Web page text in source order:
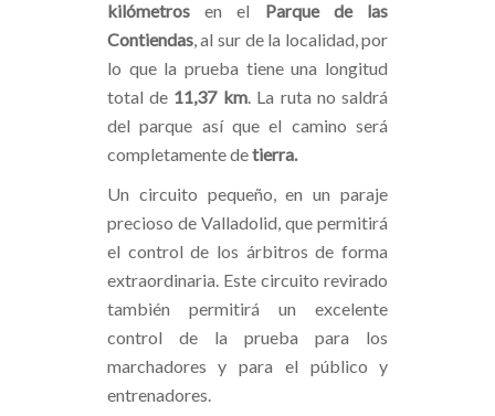
kilómetrosen el Parque de las
Contiendas, al sur de la localidad, por
lo que la prueba tiene una longitud
total de 11,37 km. La ruta no saldrá
del parque así que el camino será
completamente detierra.
Un circuito pequeño, en un paraje
precioso de Valladolid, que permitirá
el control de los árbitros de forma
extraordinaria. Este circuito revirado
también permitirá un excelente
control de la prueba para los
marchadores y para el público y
entrenadores.